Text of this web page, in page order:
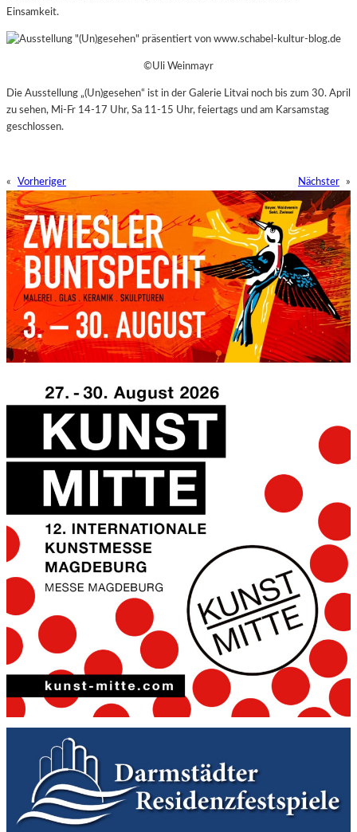
Einsamkeit.
©Uli Weinmayr
Die Ausstellung „(Un)gesehen“ ist in der Galerie Litvai noch bis zum 30. April
zu sehen, Mi-Fr 14-17 Uhr, Sa 11-15 Uhr, feiertags und am Karsamstag
geschlossen.
« Vorheriger Nächster »